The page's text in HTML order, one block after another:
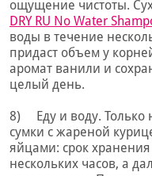
ощущение чистоты.
DRY RU No Water
воды в течение
придаст объем у
аромат ванили и
целый день.
8) Еду и воду. Только
сумки с жареной
яйцами: срок
нескольких часов, а